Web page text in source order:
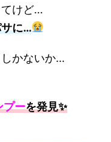
てけど…
サに…
かないか…
プーを発見✨